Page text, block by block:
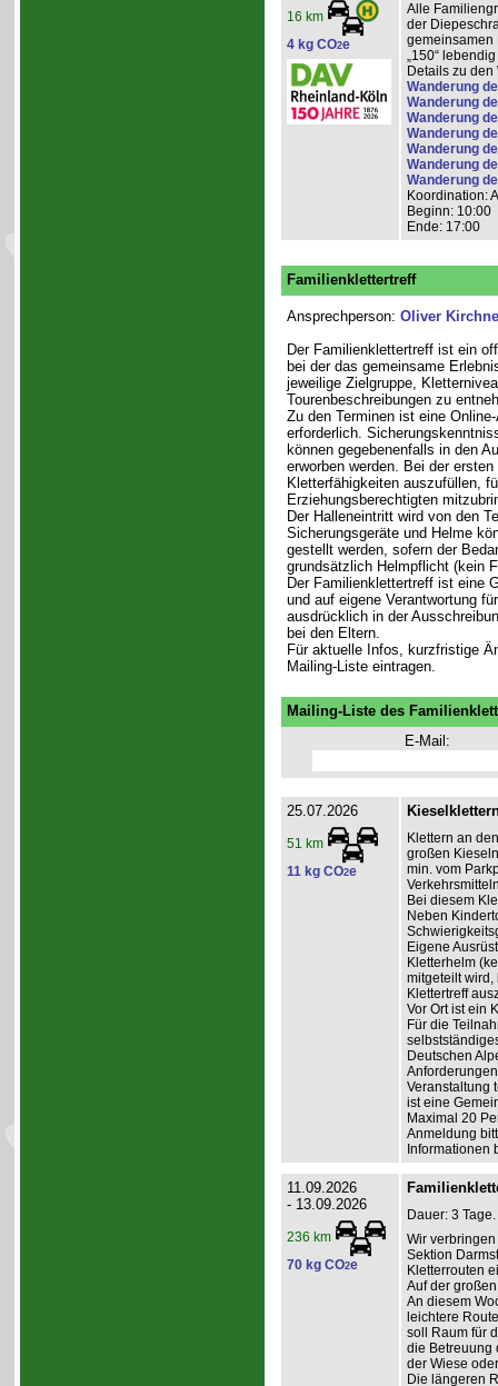
16 km
4 kg CO2e
Alle
der
gemeinsamen
„150“
Details zu
Wanderung
Wanderung
Wanderung
Wanderung
Wanderung
Wanderung
Wanderung
Koordination:
Beginn: 10:00
Ende: 17:00
Familienklettertreff
Ansprechperson: Oliver
Der Familienklettertreff ist ein
bei der das gemeinsame
jeweilige Zielgruppe,
Tourenbeschreibungen zu
Zu den Terminen ist eine
erforderlich.
können gegebenenfalls in den
erworben werden. Bei der
Kletterfähigkeiten auszufüllen,
Erziehungsberechtigten
Der Halleneintritt wird von den
Sicherungsgeräte und Helme
gestellt werden, sofern der
grundsätzlich Helmpflicht (kein
Der Familienklettertreff ist eine
und auf eigene Verantwortung
ausdrücklich in der
bei den Eltern.
Für aktuelle Infos, kurzfristige
Mailing-Liste eintragen.
Mailing-Liste des
E-Mail:
25.07.2026
51 km
11 kg CO2e
Klettern an
großen
min. vom
Bei diesem
Neben
Eigene
Kletterhelm
mitgeteilt wird,
Klettertreff
Vor Ort ist ein
Für die
Deutschen
Veranstaltung
ist eine
Maximal 20
Anmeldung
Informationen
11.09.2026
- 13.09.2026
236 km
70 kg CO2e
Dauer: 3 Tage.
Wir
Sektion
Kletterrouten
Auf der
An diesem
leichtere
soll Raum für
die Betreuung
der Wiese
Die längeren